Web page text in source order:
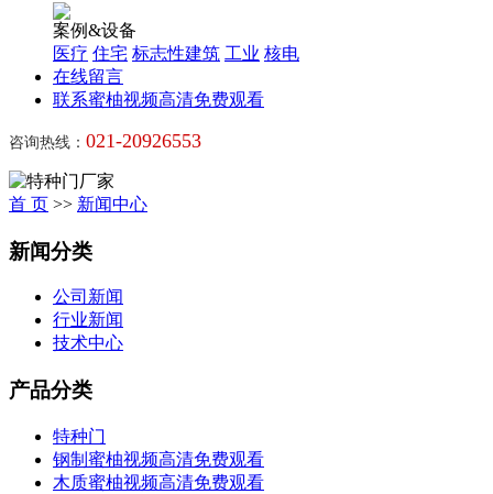
案例&设备
医疗 住宅 标志性建筑 工业 核电
在线留言
联系蜜柚视频高清免费观看
咨询热线： 021-20926553
首 页 >> 新闻中心
新闻分类
公司新闻
行业新闻
技术中心
产品分类
特种门
钢制蜜柚视频高清免费观看
木质蜜柚视频高清免费观看